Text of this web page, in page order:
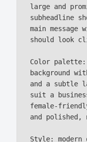
large and
subheadline
main
should look
Color
background
and a subtle
suit a
female-
and polished,
Style: modern